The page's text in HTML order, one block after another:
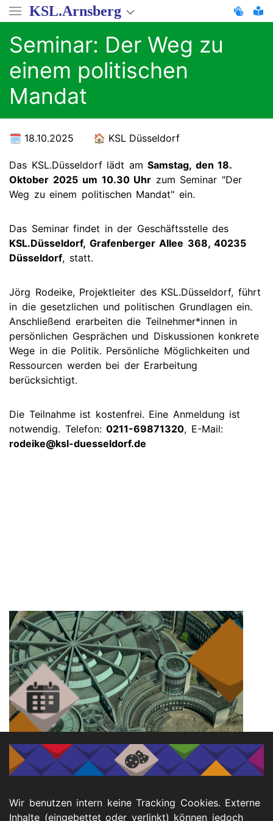
Direkt
zum
Inhalt
KSL.Arnsberg
Seminar: Der Weg zu
einem politischen
Mandat
18.10.2025 KSL Düsseldorf
Das KSL.Düsseldorf lädt amSamstag, den 18.
Oktober 2025 um 10.30 Uhr zum Seminar "Der
Weg zu einem politischen Mandat" ein.
Das Seminar findet in der Geschäftsstelle des
KSL.Düsseldorf, Grafenberger Allee 368, 40235
Düsseldorf, statt.
Jörg Rodeike, Projektleiter des KSL.Düsseldorf, führt
in die gesetzlichen und politischen Grundlagen ein.
Anschließend erarbeiten die Teilnehmer*innen in
persönlichen Gesprächen und Diskussionen konkrete
Wege in die Politik. Persönliche Möglichkeiten und
Ressourcen werden bei der Erarbeitung
berücksichtigt.
Die Teilnahme ist kostenfrei. Eine Anmeldung ist
notwendig. Telefon:0211-69871320, E-Mail:
rodeike@ksl-duesseldorf.de
ℹ️ Infos
Veranstaltungsort:
Wir benutzen intern keine Tracking Cookies. Externe
Inhalte (eingebettet oder verlinkt) können jedoch